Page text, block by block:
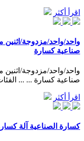
اقرأ أكثر
واحد/واحد/مزدوجة/
صناعية كسارة
واحد/واحد/مزدوجة/
صناعية كسارة ... ...
اقرأ أكثر
كسارة الصناعية آلة